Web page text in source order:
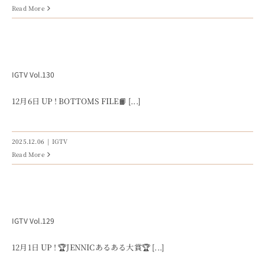
Read More
IGTV Vol.130
12月6日 UP ! BOTTOMS FILE📙 [...]
2025.12.06 | IGTV
Read More
IGTV Vol.129
12月1日 UP ! 🏆JENNICあるある大賞🏆 [...]